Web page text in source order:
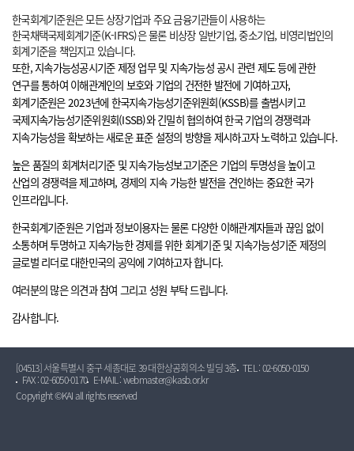
한국회계기준원은 모든 상장기업과 주요 금융기관들이 사용하는
한국채택국제회계기준(K-IFRS)은 물론 비상장 일반기업, 중소기업, 비영리법인의
회계기준을 책임지고 있습니다.
또한, 지속가능성공시기준 제정 업무 및 지속가능성 공시 관련 제도 등에 관한
연구를 통하여 이해관계인의 보호와 기업의 건전한 발전에 기여하고자,
회계기준원은 2023년에 한국지속가능성기준위원회(KSSB)를 출범시키고
국제지속가능성기준위원회(ISSB)와 긴밀히 협의하여 한국 기업의 경쟁력과
지속가능성을 확보하는 새로운 표준 설정의 방향을 제시하고자 노력하고 있습니다.
높은 품질의 회계처리기준 및 지속가능성보고기준은 기업의 투명성을 높이고
산업의 경쟁력을 제고하며, 경제의 지속 가능한 발전을 견인하는 중요한 국가
인프라입니다.
한국회계기준원은 기업과 정보이용자는 물론 다양한 이해관계자들과 끊임 없이
소통하며 투명하고 지속가능한 경제를 위한 회계기준 및 지속가능성기준 제정의
글로벌 리더로 대한민국의 공익에 기여하고자 합니다.
여러분의 많은 의견과 참여 그리고 성원 부탁 드립니다.
감사합니다.
[04513] 서울특별시 중구 세종대로 39 대한상공회의소 빌딩 3층 TEL : 02-6050-0150
FAX : 02-6050-0170
E-MAIL : webmaster@kasb.or.kr
Copyright ©KAI all rights reserved